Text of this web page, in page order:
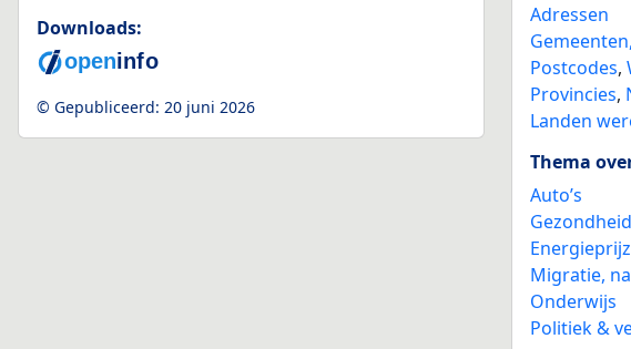
Downloads:
© Gepubliceerd: 20 juni 2026
Adressen
Postcodes,
Provincies,
Landen
Thema
Auto’s
Gezondheid
Migratie,
Onderwijs
Politiek &